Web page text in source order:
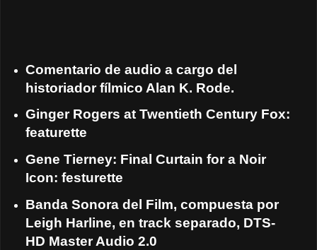
Comentario de audio a cargo del
historiador fílmico Alan K. Rode.
Ginger Rogers at Twentieth Century Fox:
featurette
Gene Tierney: Final Curtain for a Noir
Icon: festurette
Banda Sonora del Film, compuesta por
Leigh Harline, en track separado, DTS-
HD Master Audio 2.0